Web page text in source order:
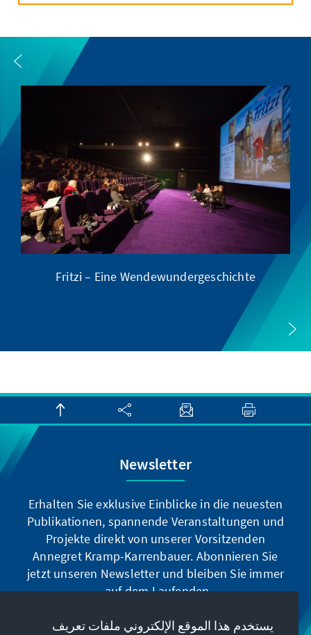
Fritzi – Eine Wendewundergeschichte
Newsletter
Erhalten Sie exklusive Einblicke in die neuesten
Publikationen, spannende Veranstaltungen und
Projekte direkt von unserer Vorsitzenden
Annegret Kramp-Karrenbauer. Abonnieren Sie
jetzt unseren Newsletter und bleiben Sie immer
auf dem Laufenden.
Jetzt abonnieren
يستخدم هذا الموقع الإلكتروني ملفات تعريف